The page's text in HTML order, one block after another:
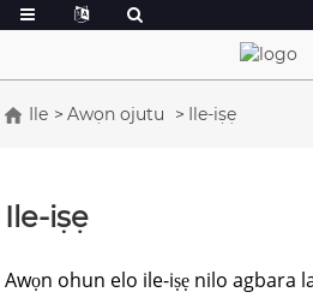
Ile Awọn ojutu Ile-iṣẹ
Ile-iṣẹ
Awọn ohun elo ile-iṣẹ nilo agbara